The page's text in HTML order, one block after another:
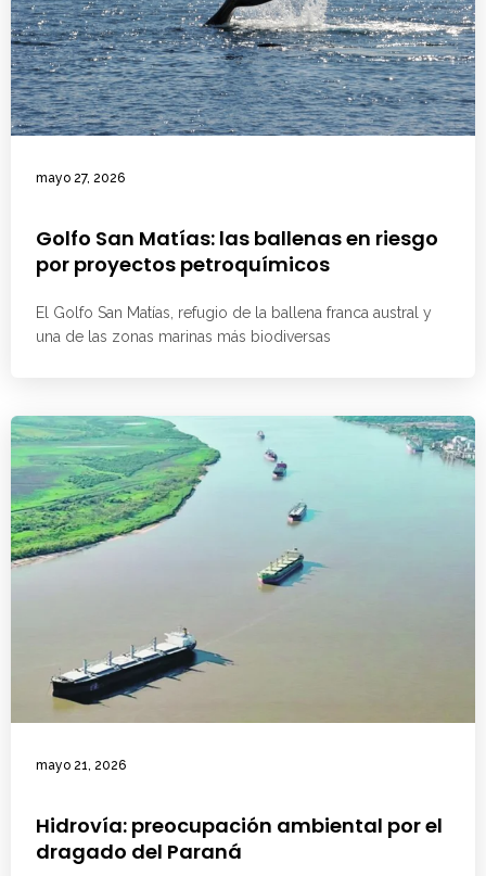
mayo 27, 2026
Golfo San Matías: las ballenas en riesgo
por proyectos petroquímicos
El Golfo San Matías, refugio de la ballena franca austral y
una de las zonas marinas más biodiversas
mayo 21, 2026
Hidrovía: preocupación ambiental por el
dragado del Paraná